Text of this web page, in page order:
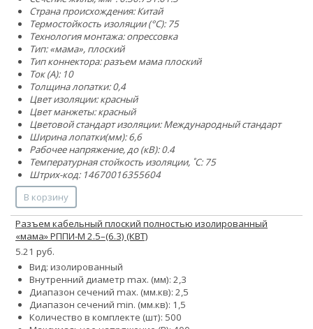
Страна происхождения: Китай
Термостойкость изоляции (°C): 75
Технология монтажа: опрессовка
Тип: «мама», плоский
Тип коннектора: разъем мама плоский
Ток (А): 10
Толщина лопатки: 0,4
Цвет изоляции: красный
Цвет манжеты: красный
Цветовой стандарт изоляции: Международный стандарт
Ширина лопатки(мм): 6,6
Рабочее напряжение, до (кВ): 0.4
Температурная стойкость изоляции, ˚С: 75
Штрих-код: 14670016355604
В корзину
Разъем кабельный плоский полностью изолированный
«мама» РППИ-М 2.5–(6.3) (КВТ)
5.21 руб.
Вид: изолированный
Внутренний диаметр max. (мм): 2,3
Диапазон сечений max. (мм.кв): 2,5
Диапазон сечений min. (мм.кв): 1,5
Количество в комплекте (шт): 500